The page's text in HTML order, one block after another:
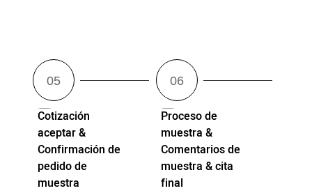
Cotización
aceptar &
Confirmación de
pedido de
muestra
Proceso de
muestra &
Comentarios de
muestra & cita
final